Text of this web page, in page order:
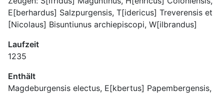
E[berhardus] Salzpurgensis, T[idericus] Treverensis et
[Nicolaus] Bisuntiunus archiepiscopi, W[ilbrandus]
Laufzeit
1235
Enthält
Magdeburgensis electus, E[kbertus] Papembergensis,